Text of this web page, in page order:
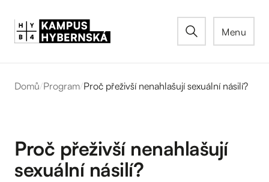
Menu
Domů/Program/Proč přeživší nenahlašují sexuální násilí?
Proč přeživší nenahlašují
sexuální násilí?